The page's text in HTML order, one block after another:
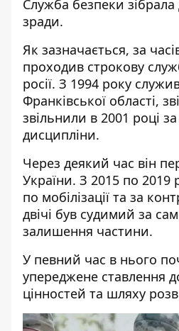
Служба безпеки
зради.
Як зазначається, за
проходив строкову
росії. З 1994 року служив
Франківської області,
звільнили в 2001 році
дисципліни.
Через деякий час він
України. З 2015 по 2019
по мобілізації та за
двічі був судимий за
залишення частини.
У певний час в нього
упереджене ставлення
цінностей та шляху